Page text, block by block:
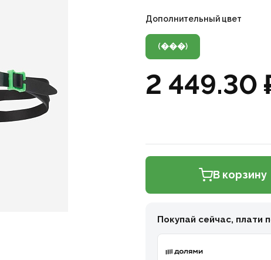
Дополнительный цвет
(���)
2 449.30
В корзину
Покупай сейчас, плати